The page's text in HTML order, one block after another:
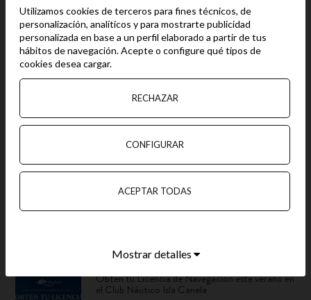
Este verano no dudéis en disfrutar de una de nuestras
playas. Os esperamos.
El Club Náutico Isla Canela alcanza los 1.000
alumnos formados en la obtención de la Licencia
de Navegación
Obtén tu Licencia de Navegación este verano en
el Club Náutico Isla Canela
Utilizamos cookies de terceros para fines técnicos, de
personalización, analíticos y para mostrarte publicidad
personalizada en base a un perfil elaborado a partir de tus
hábitos de navegación. Acepte o configure qué tipos de
cookies desea cargar.
RECHAZAR
CONFIGURAR
ACEPTAR TODAS
Mostrar detalles